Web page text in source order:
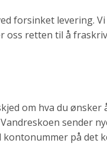
forsinket levering.
oss retten til å
om hva du ønsker
sender
på det